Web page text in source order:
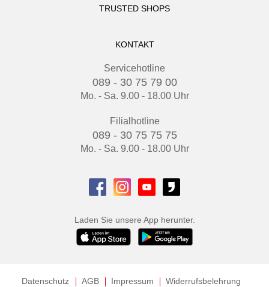
TRUSTED SHOPS
KONTAKT
Servicehotline
089 - 30 75 79 00
Mo. - Sa. 9.00 - 18.00 Uhr
Filialhotline
089 - 30 75 75 75
Mo. - Sa. 9.00 - 18.00 Uhr
Laden Sie unsere App herunter.
Datenschutz AGB Impressum
Widerrufsbelehrung